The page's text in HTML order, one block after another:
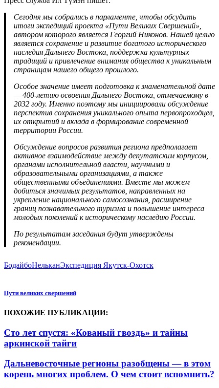
Сегодня мы собрались в парламенте, чтобы обсудить
итоги экспедиций проекта «Пути Великих Свершений»,
автором которого является Георгий Никонов. Нашей целью
является сохранение и развитие богатого исторического
наследия Дальнего Востока, поддержка культурных
традиций и привлечение внимания общества к уникальным
страницам нашего общего прошлого.
Особое значение имеет подготовка к знаменательной дате
— 400-летию освоения Дальнего Востока, отмечаемому в
2032 году. Именно поэтому мы инициировали обсуждение
перспектив сохранения уникального опыта первопроходцев,
их открытий и вклада в формирование современной
территории России.
Обсуждение вопросов развития региона предполагает
активное взаимодействие между депутатским корпусом,
органами исполнительной власти, научными и
образовательными организациями, а также
общественными объединениями. Вместе мы можем
добиться значимых результатов, направленных на
укрепление национального самосознания, расширение
границ познавательного туризма и повышение интереса
молодых поколений к историческому наследию России.
По результатам заседания будут утверждены
рекомендации.
БодайбоНельканЭкспедиция Якутск-Охотск
Пути великих свершений
ПОХОЖИЕ ПУБЛИКАЦИИ:
Сто лет спустя: «Кованый гвоздь» и тайны
аркинской тайги
Дальневосточные регионы разобщены — в этом
корень многих проблем. О чем стоит вспомнить?